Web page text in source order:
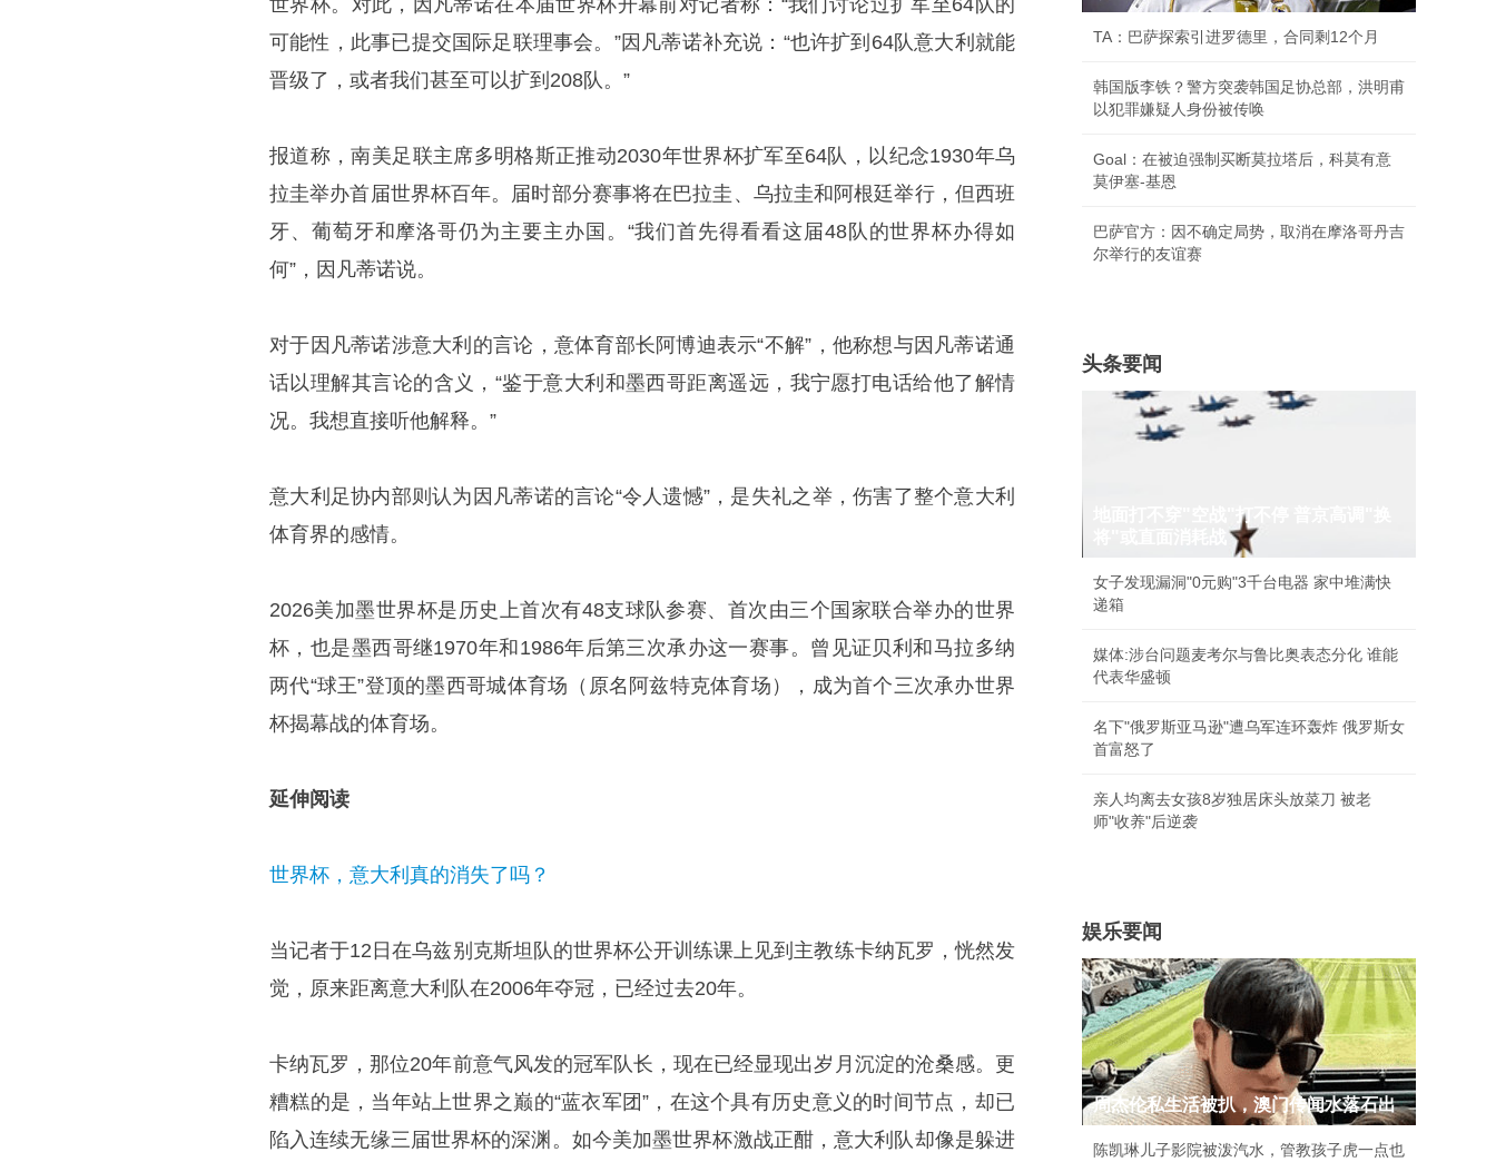
世界杯。对此，因凡蒂诺在本届世界杯开幕前对记者称：“我们讨论过扩军至64队的
可能性，此事已提交国际足联理事会。”因凡蒂诺补充说：“也许扩到64队意大利就能
晋级了，或者我们甚至可以扩到208队。”
报道称，南美足联主席多明格斯正推动2030年世界杯扩军至64队，以纪念1930年乌
拉圭举办首届世界杯百年。届时部分赛事将在巴拉圭、乌拉圭和阿根廷举行，但西班
牙、葡萄牙和摩洛哥仍为主要主办国。“我们首先得看看这届48队的世界杯办得如
何”，因凡蒂诺说。
对于因凡蒂诺涉意大利的言论，意体育部长阿博迪表示“不解”，他称想与因凡蒂诺通
话以理解其言论的含义，“鉴于意大利和墨西哥距离遥远，我宁愿打电话给他了解情
况。我想直接听他解释。”
意大利足协内部则认为因凡蒂诺的言论“令人遗憾”，是失礼之举，伤害了整个意大利
体育界的感情。
2026美加墨世界杯是历史上首次有48支球队参赛、首次由三个国家联合举办的世界
杯，也是墨西哥继1970年和1986年后第三次承办这一赛事。曾见证贝利和马拉多纳
两代“球王”登顶的墨西哥城体育场（原名阿兹特克体育场），成为首个三次承办世界
杯揭幕战的体育场。
延伸阅读
世界杯，意大利真的消失了吗？
当记者于12日在乌兹别克斯坦队的世界杯公开训练课上见到主教练卡纳瓦罗，恍然发
觉，原来距离意大利队在2006年夺冠，已经过去20年。
卡纳瓦罗，那位20年前意气风发的冠军队长，现在已经显现出岁月沉淀的沧桑感。更
糟糕的是，当年站上世界之巅的“蓝衣军团”，在这个具有历史意义的时间节点，却已
陷入连续无缘三届世界杯的深渊。如今美加墨世界杯激战正酣，意大利队却像是躲进
TA：巴萨探索引进罗德里，合同剩12个月
韩国版李铁？警方突袭韩国足协总部，洪明甫
以犯罪嫌疑人身份被传唤
Goal：在被迫强制买断莫拉塔后，科莫有意
莫伊塞-基恩
巴萨官方：因不确定局势，取消在摩洛哥丹吉
尔举行的友谊赛
头条要闻
地面打不穿"空战"打不停 普京高调"换
女子发现漏洞"0元购"3千台电器 家中堆满快
递箱
媒体:涉台问题麦考尔与鲁比奥表态分化 谁能
代表华盛顿
名下"俄罗斯亚马逊"遭乌军连环轰炸 俄罗斯女
首富怒了
亲人均离去女孩8岁独居床头放菜刀 被老
师"收养"后逆袭
娱乐要闻
周杰伦私生活被扒，澳门传闻水落石出
陈凯琳儿子影院被泼汽水，管教孩子虎一点也